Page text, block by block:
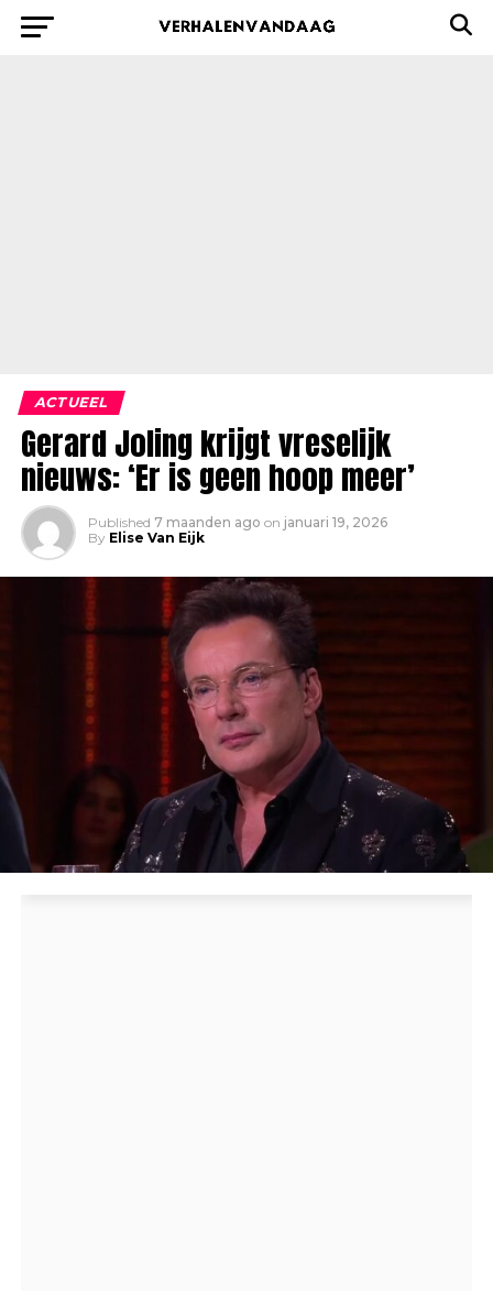
ACTUEEL
Gerard Joling krijgt vreselijk
nieuws: ‘Er is geen hoop meer’
Published 7 maanden ago on januari 19, 2026
By Elise Van Eijk